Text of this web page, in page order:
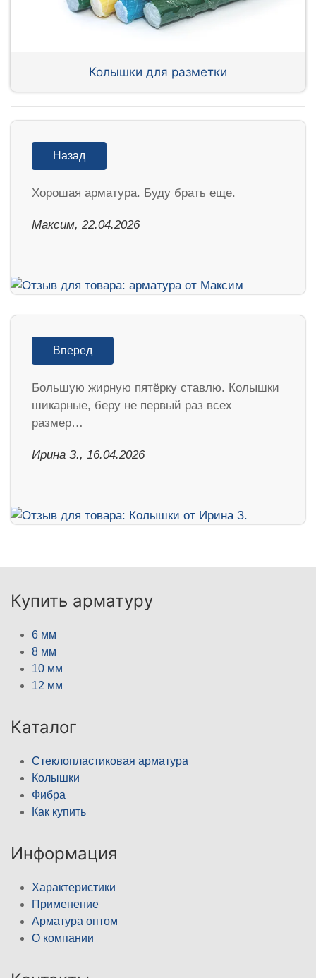
Колышки для разметки
Назад
Хорошая арматура. Буду брать еще.
Максим, 22.04.2026
Вперед
Большую жирную пятёрку ставлю. Колышки
шикарные, беру не первый раз всех
размер…
Ирина З., 16.04.2026
Купить арматуру
6 мм
8 мм
10 мм
12 мм
Каталог
Стеклопластиковая арматура
Колышки
Фибра
Как купить
Информация
Характеристики
Применение
Арматура оптом
О компании